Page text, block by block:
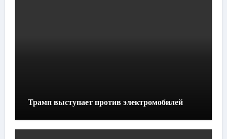
Трамп выступает против электромобилей